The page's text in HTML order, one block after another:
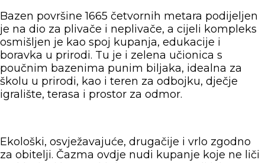
Bazen površine 1665 četvornih metara podijeljen
je na dio za plivače i neplivače, a cijeli kompleks
osmišljen je kao spoj kupanja, edukacije i
boravka u prirodi. Tu je i zelena učionica s
poučnim bazenima punim biljaka, idealna za
školu u prirodi, kao i teren za odbojku, dječje
igralište, terasa i prostor za odmor.
Ekološki, osvježavajuće, drugačije i vrlo zgodno
za obitelji. Čazma ovdje nudi kupanje koje ne liči